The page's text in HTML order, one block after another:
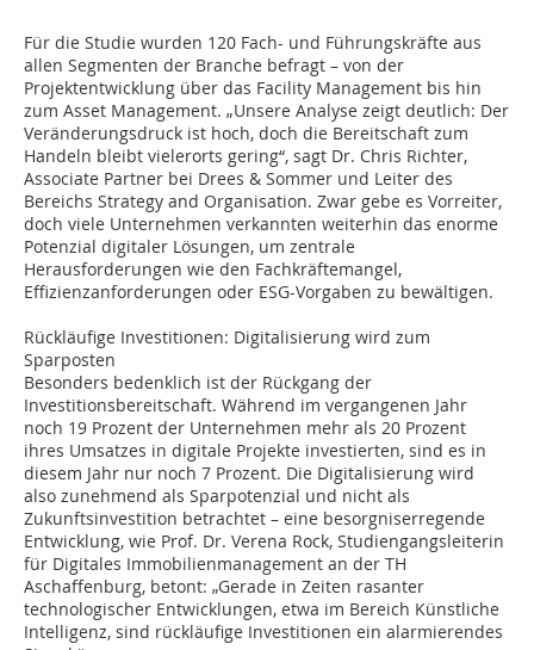
Für die Studie wurden 120 Fach- und Führungskräfte aus
allen Segmenten der Branche befragt – von der
Projektentwicklung über das Facility Management bis hin
zum Asset Management. „Unsere Analyse zeigt deutlich: Der
Veränderungsdruck ist hoch, doch die Bereitschaft zum
Handeln bleibt vielerorts gering“, sagt Dr. Chris Richter,
Associate Partner bei Drees & Sommer und Leiter des
Bereichs Strategy and Organisation. Zwar gebe es Vorreiter,
doch viele Unternehmen verkannten weiterhin das enorme
Potenzial digitaler Lösungen, um zentrale
Herausforderungen wie den Fachkräftemangel,
Effizienzanforderungen oder ESG-Vorgaben zu bewältigen.
Rückläufige Investitionen: Digitalisierung wird zum
Sparposten
Besonders bedenklich ist der Rückgang der
Investitionsbereitschaft. Während im vergangenen Jahr
noch 19 Prozent der Unternehmen mehr als 20 Prozent
ihres Umsatzes in digitale Projekte investierten, sind es in
diesem Jahr nur noch 7 Prozent. Die Digitalisierung wird
also zunehmend als Sparpotenzial und nicht als
Zukunftsinvestition betrachtet – eine besorgniserregende
Entwicklung, wie Prof. Dr. Verena Rock, Studiengangsleiterin
für Digitales Immobilienmanagement an der TH
Aschaffenburg, betont: „Gerade in Zeiten rasanter
technologischer Entwicklungen, etwa im Bereich Künstliche
Intelligenz, sind rückläufige Investitionen ein alarmierendes